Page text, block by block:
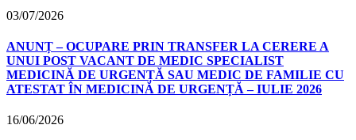
03/07/2026
ANUNȚ – OCUPARE PRIN TRANSFER LA CERERE A
UNUI POST VACANT DE MEDIC SPECIALIST
MEDICINĂ DE URGENȚĂ SAU MEDIC DE FAMILIE CU
ATESTAT ÎN MEDICINĂ DE URGENȚĂ – IULIE 2026
16/06/2026